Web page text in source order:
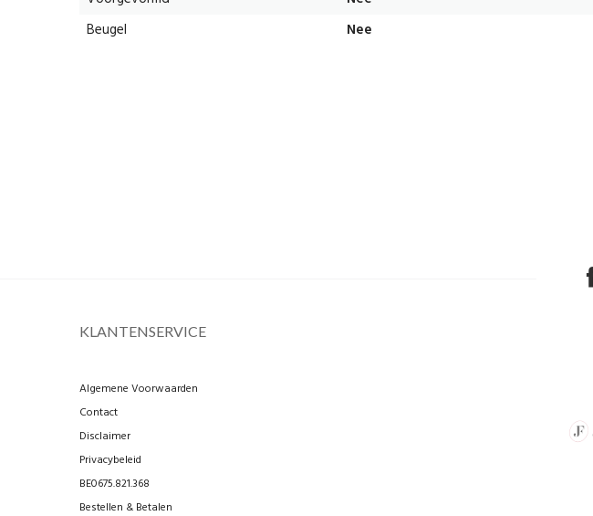
Beugel
Nee
KLANTENSERVICE
Algemene Voorwaarden
Contact
Disclaimer
Privacybeleid
BE0675.821.368
Bestellen & Betalen